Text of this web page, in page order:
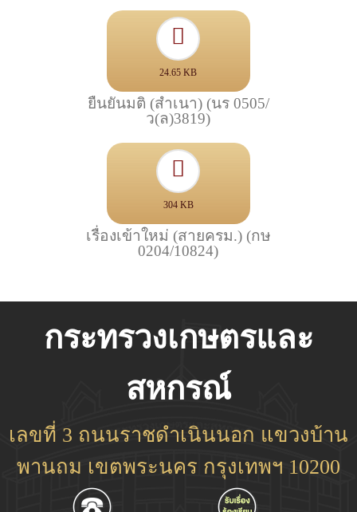
24.65 KB
ยืนยันมติ (สำเนา) (นร 0505/
ว(ล)3819)
304 KB
เรื่องเข้าใหม่ (สายครม.) (กษ
0204/10824)
กระทรวงเกษตรและ
สหกรณ์
เลขที่ 3 ถนนราชดำเนินนอก แขวงบ้าน
พานถม เขตพระนคร กรุงเทพฯ 10200